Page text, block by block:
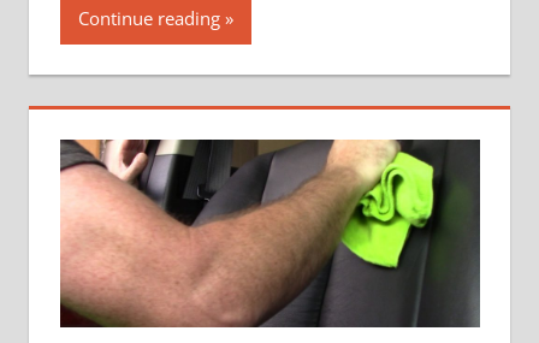
Continue reading